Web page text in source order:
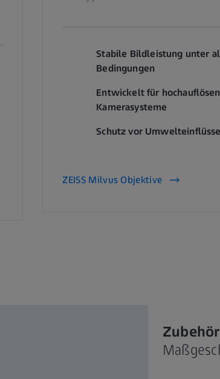
Stabile Bildleistung unter
Bedingungen
Entwickelt für
Kamerasysteme
Schutz vor
ZEISS Milvus Objektive